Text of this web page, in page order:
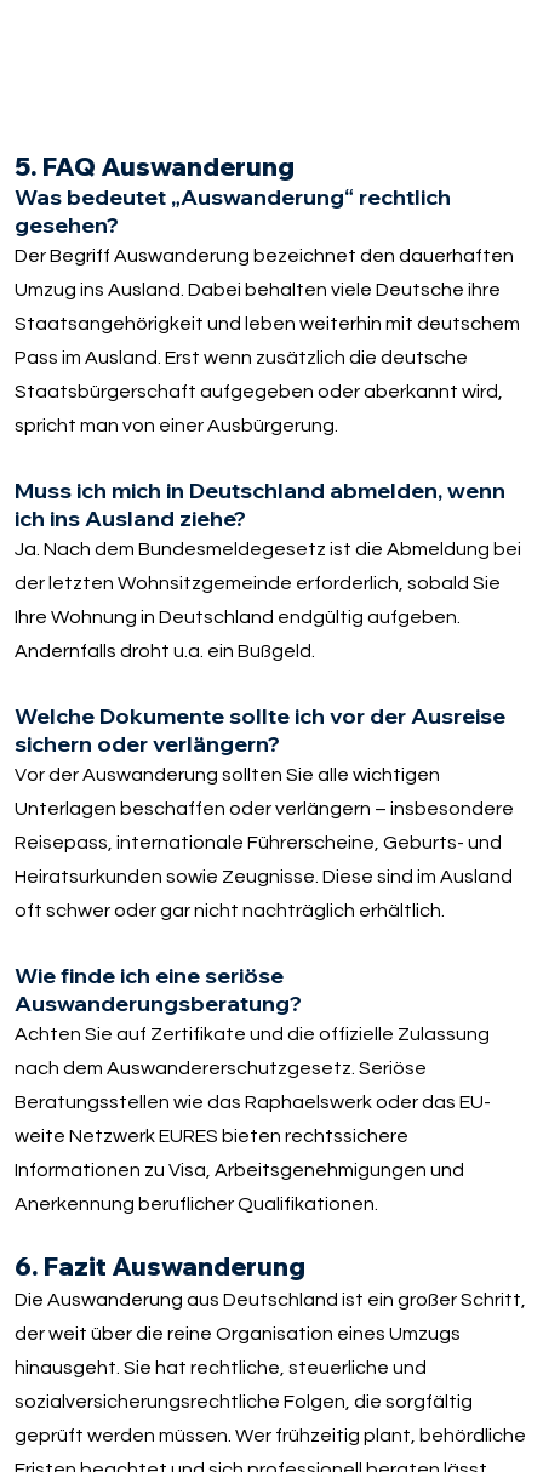
5. FAQ Auswanderung
Was bedeutet „Auswanderung“ rechtlich
gesehen?
Der Begriff Auswanderung bezeichnet den dauerhaften
Umzug ins Ausland. Dabei behalten viele Deutsche ihre
Staatsangehörigkeit und leben weiterhin mit deutschem
Pass im Ausland. Erst wenn zusätzlich die deutsche
Staatsbürgerschaft aufgegeben oder aberkannt wird,
spricht man von einer Ausbürgerung.
Muss ich mich in Deutschland abmelden, wenn
ich ins Ausland ziehe?
Ja. Nach dem Bundesmeldegesetz ist die Abmeldung bei
der letzten Wohnsitzgemeinde erforderlich, sobald Sie
Ihre Wohnung in Deutschland endgültig aufgeben.
Andernfalls droht u.a. ein Bußgeld.
Welche Dokumente sollte ich vor der Ausreise
sichern oder verlängern?
Vor der Auswanderung sollten Sie alle wichtigen
Unterlagen beschaffen oder verlängern – insbesondere
Reisepass, internationale Führerscheine, Geburts- und
Heiratsurkunden sowie Zeugnisse. Diese sind im Ausland
oft schwer oder gar nicht nachträglich erhältlich.
Wie finde ich eine seriöse
Auswanderungsberatung?
Achten Sie auf Zertifikate und die offizielle Zulassung
nach dem Auswandererschutzgesetz. Seriöse
Beratungsstellen wie das Raphaelswerk oder das EU-
weite Netzwerk EURES bieten rechtssichere
Informationen zu Visa, Arbeitsgenehmigungen und
Anerkennung beruflicher Qualifikationen.
6. Fazit Auswanderung
Die Auswanderung aus Deutschland ist ein großer Schritt,
der weit über die reine Organisation eines Umzugs
hinausgeht. Sie hat rechtliche, steuerliche und
sozialversicherungsrechtliche Folgen, die sorgfältig
geprüft werden müssen. Wer frühzeitig plant, behördliche